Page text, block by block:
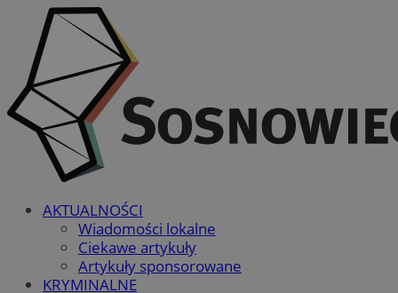
AKTUALNOŚCI
Wiadomości lokalne
Ciekawe artykuły
Artykuły sponsorowane
KRYMINALNE